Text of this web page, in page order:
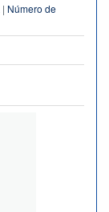
| Número de